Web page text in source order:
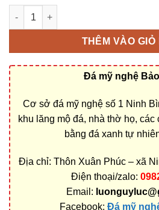
Các Mẫu Sư Tử Đá Đẹp nhất cho
THÊM VÀO GIỎ
Đá mỹ nghệ
Cơ sở đá mỹ nghệ số 1 Ninh
khu lăng mộ đá, nhà thờ họ, các
bằng đá xanh tự
Địa chỉ: Thôn Xuân Phúc – xã
Điện thoại/zalo:
Email:
Facebook: Đá mỹ